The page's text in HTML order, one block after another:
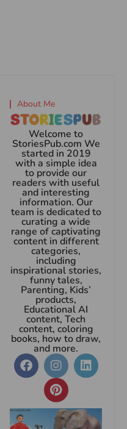
About Me
Welcome to
StoriesPub.com We
started in 2019
with a simple idea
to provide our
readers with useful
and interesting
information. Our
team is dedicated to
curating a wide
range of captivating
content in different
categories,
including
inspirational stories,
funny tales,
Parenting, Kids’
products,
Educational AI
content, Tech
content, coloring
books, how to draw,
and more.